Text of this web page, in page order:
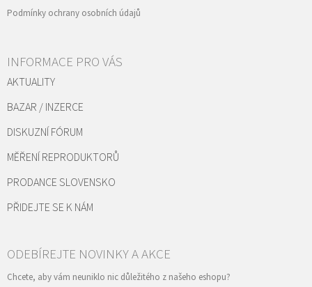
Podmínky ochrany osobních údajů
INFORMACE PRO VÁS
AKTUALITY
BAZAR / INZERCE
DISKUZNÍ FÓRUM
MĚŘENÍ REPRODUKTORŮ
PRODANCE SLOVENSKO
PŘIDEJTE SE K NÁM